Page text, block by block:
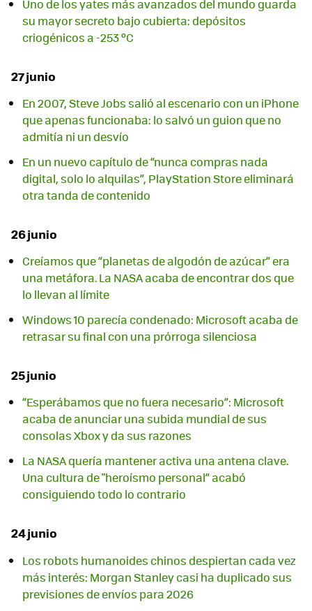
Uno de los yates más avanzados del mundo guarda
su mayor secreto bajo cubierta: depósitos
criogénicos a -253 ºC
27 junio
En 2007, Steve Jobs salió al escenario con un iPhone
que apenas funcionaba: lo salvó un guion que no
admitía ni un desvío
En un nuevo capítulo de “nunca compras nada
digital, solo lo alquilas”, PlayStation Store eliminará
otra tanda de contenido
26 junio
Creíamos que “planetas de algodón de azúcar” era
una metáfora. La NASA acaba de encontrar dos que
lo llevan al límite
Windows 10 parecía condenado: Microsoft acaba de
retrasar su final con una prórroga silenciosa
25 junio
“Esperábamos que no fuera necesario”: Microsoft
acaba de anunciar una subida mundial de sus
consolas Xbox y da sus razones
La NASA quería mantener activa una antena clave.
Una cultura de "heroísmo personal” acabó
consiguiendo todo lo contrario
24 junio
Los robots humanoides chinos despiertan cada vez
más interés: Morgan Stanley casi ha duplicado sus
previsiones de envíos para 2026